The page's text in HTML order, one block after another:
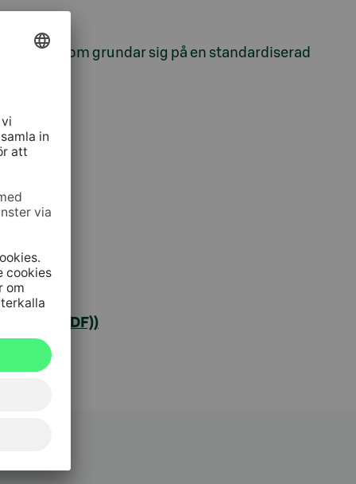
och som grundar sig på en standardiserad
English (PDF))